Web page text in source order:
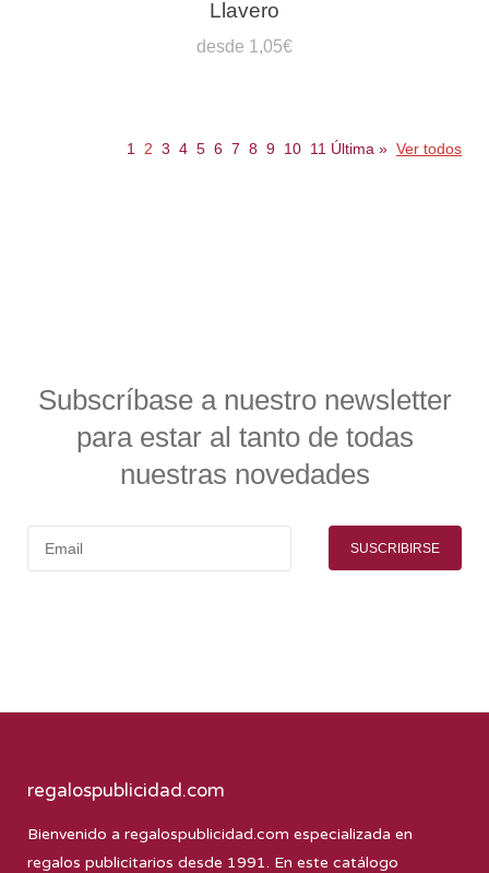
Llavero
desde 1,05€
1 2 3 4 5 6 7 8 9 10 11 Última » Ver todos
Subscríbase a nuestro newsletter
para estar al tanto de todas
nuestras novedades
SUSCRIBIRSE
regalospublicidad.com
Bienvenido a regalospublicidad.com especializada en
regalos publicitarios desde 1991. En este catálogo